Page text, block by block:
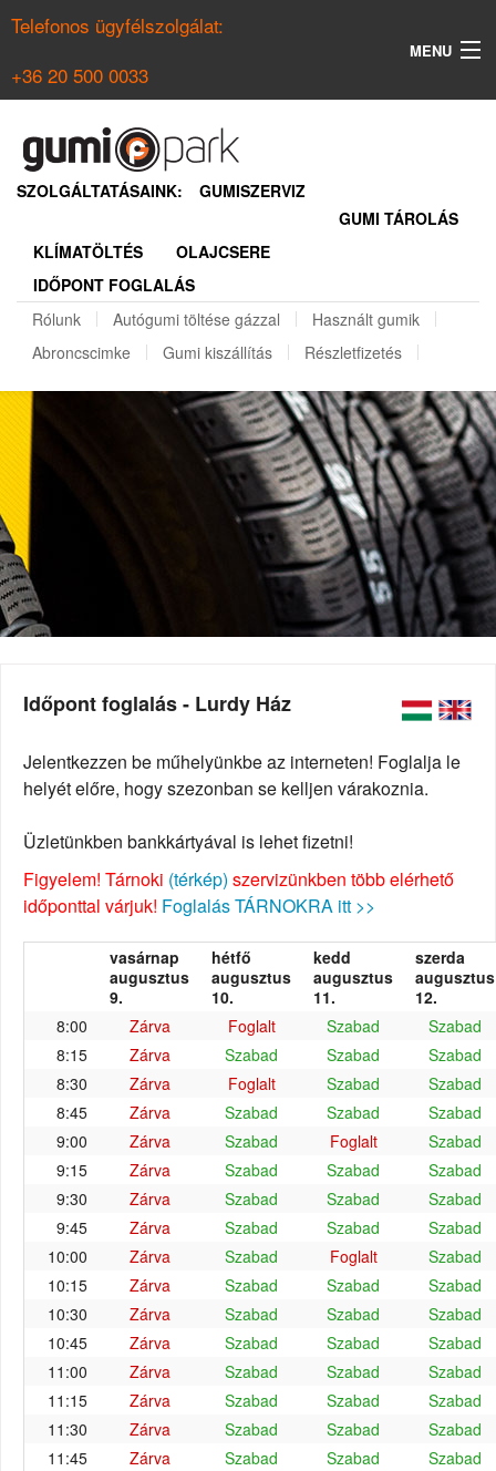
Telefonos ügyfélszolgálat:
+36 20 500 0033
MENU
NYÁRI GUMI KERESŐ
REGISZTRÁCIÓ
SZOLGÁLTATÁSAINK:
GUMISZERVIZ
GUMI TÁROLÁS
KLÍMATÖLTÉS
OLAJCSERE
IDŐPONT FOGLALÁS
Rólunk
Autógumi töltése gázzal
Használt gumik
Abroncscimke
Gumi kiszállítás Részletfizetés
Időpont foglalás - Lurdy Ház
Jelentkezzen be műhelyünkbe az interneten! Foglalja le
helyét előre, hogy szezonban se kelljen várakoznia.
Üzletünkben bankkártyával is lehet fizetni!
Figyelem! Tárnoki (térkép) szervizünkben több elérhető
időponttal várjuk! Foglalás TÁRNOKRA itt >>
vasárnap
augusztus
9.
hétfő
augusztus
10.
kedd
augusztus
11.
szerda
augusztus
12.
8:00
Zárva Foglalt Szabad
Szabad
8:15
Zárva Szabad Szabad
Szabad
8:30
Zárva Foglalt Szabad
Szabad
8:45
Zárva Szabad Szabad
Szabad
9:00
Zárva Szabad Foglalt
Szabad
9:15
Zárva Szabad Szabad
Szabad
9:30
Zárva Szabad Szabad
Szabad
9:45
Zárva Szabad Szabad
Szabad
10:00
Zárva Szabad Foglalt
Szabad
10:15
Zárva Szabad Szabad
Szabad
10:30
Zárva Szabad Szabad
Szabad
10:45
Zárva Szabad Szabad
Szabad
11:00
Zárva Szabad Szabad
Szabad
11:15
Zárva Szabad Szabad
Szabad
11:30
Zárva Szabad Szabad
Szabad
11:45
Zárva Szabad Szabad
Szabad